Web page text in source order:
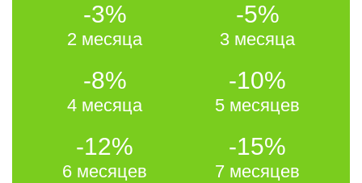
-3%
2 месяца
-5%
3 месяца
-8%
4 месяца
-10%
5 месяцев
-12%
6 месяцев
-15%
7 месяцев